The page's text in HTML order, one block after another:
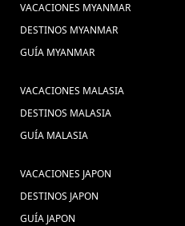
VACACIONES MYANMAR
DESTINOS MYANMAR
GUÍA MYANMAR
VACACIONES MALASIA
DESTINOS MALASIA
GUÍA MALASIA
VACACIONES JAPON
DESTINOS JAPON
GUÍA JAPON